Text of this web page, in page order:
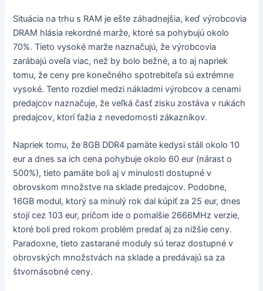
Situácia na trhu s RAM je ešte záhadnejšia, keď výrobcovia
DRAM hlásia rekordné marže, ktoré sa pohybujú okolo
70%. Tieto vysoké marže naznačujú, že výrobcovia
zarábajú oveľa viac, než by bolo bežné, a to aj napriek
tomu, že ceny pre konečného spotrebiteľa sú extrémne
vysoké. Tento rozdiel medzi nákladmi výrobcov a cenami
predajcov naznačuje, že veľká časť zisku zostáva v rukách
predajcov, ktorí ťažia z nevedomosti zákazníkov.
Napriek tomu, že 8GB DDR4 pamäte kedysi stáli okolo 10
eur a dnes sa ich cena pohybuje okolo 60 eur (nárast o
500%), tieto pamäte boli aj v minulosti dostupné v
obrovskom množstve na sklade predajcov. Podobne,
16GB modul, ktorý sa minulý rok dal kúpiť za 25 eur, dnes
stojí cez 103 eur, pričom ide o pomalšie 2666MHz verzie,
ktoré boli pred rokom problém predať aj za nižšie ceny.
Paradoxne, tieto zastarané moduly sú teraz dostupné v
obrovských množstvách na sklade a predávajú sa za
štvornásobné ceny.